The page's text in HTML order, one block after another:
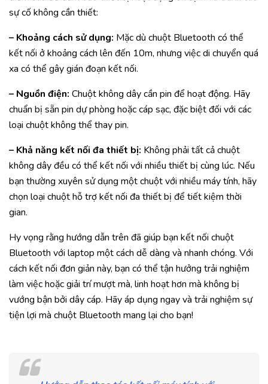
sự cố không cần thiết:
– Khoảng cách sử dụng: Mặc dù chuột Bluetooth có thể
kết nối ở khoảng cách lên đến 10m, nhưng việc di chuyển quá
xa có thể gây gián đoạn kết nối.
– Nguồn điện: Chuột không dây cần pin để hoạt động. Hãy
chuẩn bị sẵn pin dự phòng hoặc cáp sạc, đặc biệt đối với các
loại chuột không thể thay pin.
– Khả năng kết nối đa thiết bị: Không phải tất cả chuột
không dây đều có thể kết nối với nhiều thiết bị cùng lúc. Nếu
bạn thường xuyên sử dụng một chuột với nhiều máy tính, hãy
chọn loại chuột hỗ trợ kết nối đa thiết bị để tiết kiệm thời
gian.
Hy vọng rằng hướng dẫn trên đã giúp bạn kết nối chuột
Bluetooth với laptop một cách dễ dàng và nhanh chóng. Với
cách kết nối đơn giản này, bạn có thể tận hưởng trải nghiệm
làm việc hoặc giải trí mượt mà, linh hoạt hơn mà không bị
vướng bận bởi dây cáp. Hãy áp dụng ngay và trải nghiệm sự
tiện lợi mà chuột Bluetooth mang lại cho bạn!